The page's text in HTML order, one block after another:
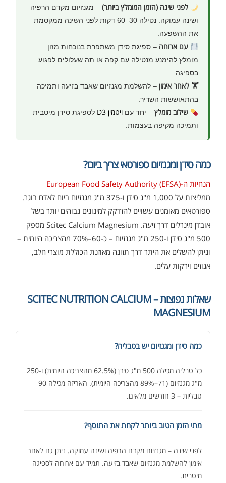
לפני שינה (הזמן המומלץ ביותר)– מגנזיום מקדם הרפיה
ושינה עמוקה. נטילה 30–60 דקות לפני השינה ממקסמת
את ההשפעה.
עם ארוחה – ספיגת סידן משתפרת בנוכחות מזון.
מומלץ להימנע מנטילה עם קפה או תה שעלולים לפגוע
בספיגה.
🏋️ לאחר אימון – להשלמת מגנזיום שאבד בזיעה ותמיכה
בהתאוששות השריר.
שילוב מומלץ– יחד עם ויטמין D3
לספיגת סידן מיטבית
ותמיכה מקיפה בעצמות.
כמה סידן ומגנזיום ספורטאי צריך ביום?
הנחיות ה-European Food Safety Authority (EFSA)
ממליצות על 1,000 מ"ג סידן ו-375 מ"ג מגנזיום ביום לאדם בוגר.
ספורטאים מאומנים עשויים להזדקק למינונים גבוהים יותר בשל
אובדן מינרלים דרך זיעה. Scitec Calcium Magnesium מספק
500 מ"ג סידן ו-250 מ"ג מגנזיום – כ-60–70% מהצריכה היומית –
וניתן להשלים את היתר דרך תזונה מאוזנת הכוללת מוצרי חלב,
אגוזים וירקות עלים.
שאלות נפוצות – SCITEC NUTRITION CALCIUM
MAGNESIUM
כמה סידן ומגנזיום יש בטבליה?
כל טבליה מכילה 500 מ"ג סידן (62.5% מהצריכה היומית) ו-250
מ"ג מגנזיום (71–89% מהצריכה היומית). האריזה מכילה 90
טבליות – 3 חודשים מלאים.
מתי הזמן הטוב ביותר לקחת את התוסף?
לפני שינה – מגנזיום מקדם הרפיה ושינה עמוקה. ניתן גם לאחר
אימון להשלמת מגנזיום שאבד בזיעה. תמיד עם ארוחה לספיגה
מיטבית.